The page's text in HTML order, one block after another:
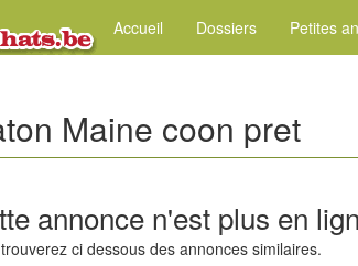
Accueil Dossiers Petites
Maine coon pret
annonce n'est plus en
ci dessous des annonces similaires.